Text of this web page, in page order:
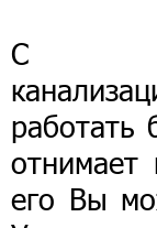
С
работать
отнимает
его Вы